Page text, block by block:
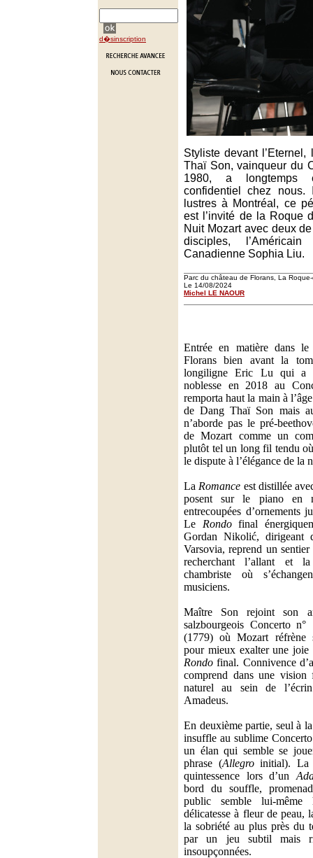
d�sinscription
Styliste devant
Thaï Son, vainqueur du
1980, a longtemps
confidentiel chez nous.
lustres à Montréal, ce
est l’invité de la Roque
Nuit Mozart avec deux
disciples,
Canadienne Sophia Liu.
Parc du château de Florans, La
Le 14/08/2024
Michel LE NAOUR
Entrée en matière dans
Florans bien avant la
longiligne Eric Lu qui a
noblesse en 2018 au
remporta haut la main à
de Dang Thaï Son mais
n’aborde pas le pré-
de Mozart comme un
plutôt tel un long fil tendu
le dispute à l’élégance de la
La Romance est distillée
posent sur le piano en
entrecoupées d’ornements
Le Rondofinal
Gordan Nikolić, dirigeant
Varsovia, reprend un
recherchant l’allant et
chambriste où
musiciens.
Maître Son rejoint son
salzbourgeois Concerto
(1779) où Mozart réfrène
pour mieux exalter une joie
Rondo final. Connivence
comprend dans une vision
naturel au sein de
Amadeus.
En deuxième partie, seul à
insuffle au sublime
un élan qui semble se
phrase (Allegroinitial). La
quintessence lors d’un
bord du souffle,
public semble lui-
délicatesse à fleur de peau,
la sobriété au plus près du
par un jeu subtil mais
insoupçonnées.